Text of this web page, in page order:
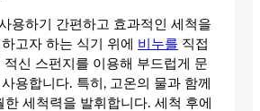
용하기 간편하고 효과적인 세척을
고자 하는 식기 위에 비누를 직접
적신 스펀지를 이용해 부드럽게 문
용합니다. 특히, 고온의 물과 함께
세척력을 발휘합니다. 세척 후에